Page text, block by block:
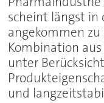
scheint längst in
angekommen
Kombination
unter
und